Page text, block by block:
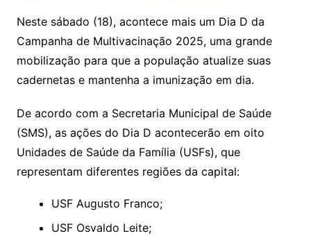
Neste sábado (18), acontece mais um Dia D da
Campanha de Multivacinação 2025, uma grande
mobilização para que a população atualize suas
cadernetas e mantenha a imunização em dia.
De acordo com a Secretaria Municipal de Saúde
(SMS), as ações do Dia D acontecerão em oito
Unidades de Saúde da Família (USFs), que
representam diferentes regiões da capital:
USF Augusto Franco;
USF Osvaldo Leite;